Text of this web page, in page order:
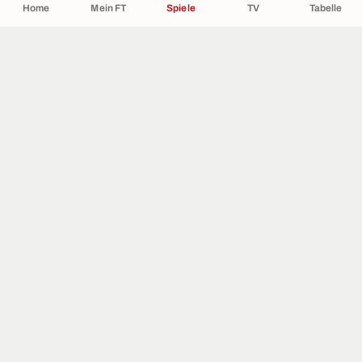
Home Mein FT Spiele TV Tabelle